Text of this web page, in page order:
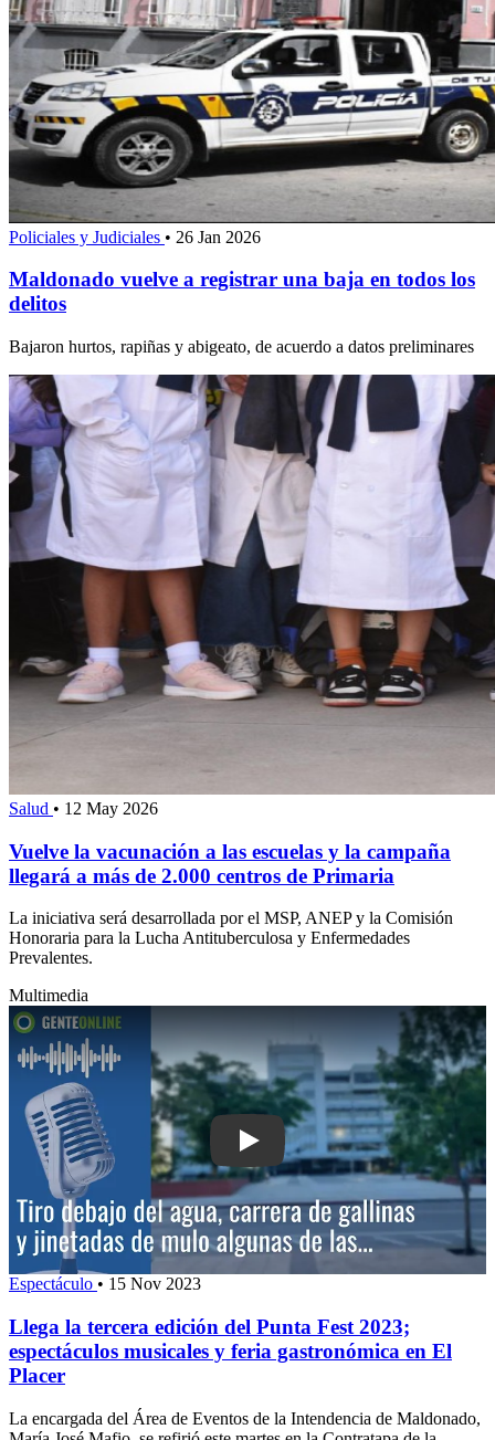
Policiales y Judiciales • 26 Jan 2026
Maldonado vuelve a registrar una baja en todos los
delitos
Bajaron hurtos, rapiñas y abigeato, de acuerdo a datos preliminares
Salud • 12 May 2026
Vuelve la vacunación a las escuelas y la campaña
llegará a más de 2.000 centros de Primaria
La iniciativa será desarrollada por el MSP, ANEP y la Comisión
Honoraria para la Lucha Antituberculosa y Enfermedades
Prevalentes.
Multimedia
Play: Llega la tercera edición del
Espectáculo • 15 Nov 2023
Llega la tercera edición del Punta Fest 2023;
espectáculos musicales y feria gastronómica en El
Placer
La encargada del Área de Eventos de la Intendencia de Maldonado,